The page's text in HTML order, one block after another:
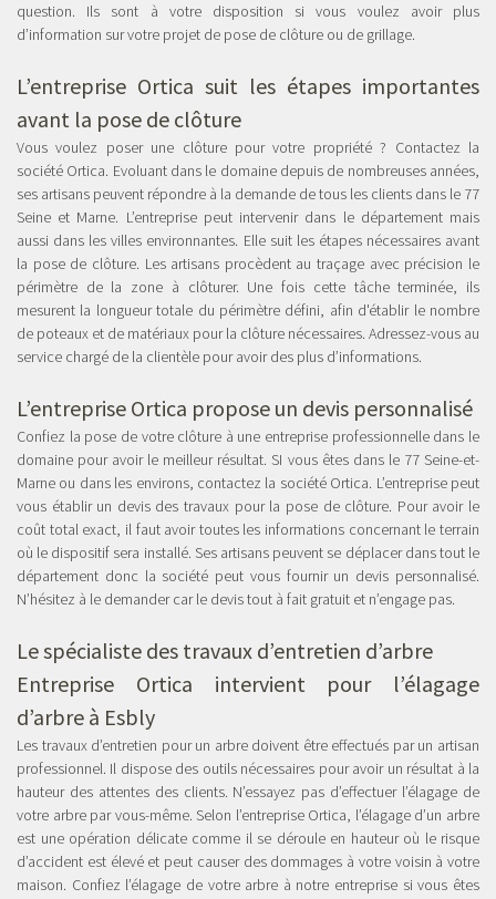
question. Ils sont à votre disposition si vous voulez avoir plus
d’information sur votre projet de pose de clôture ou de grillage.
L’entreprise Ortica suit les étapes importantes
avant la pose de clôture
Vous voulez poser une clôture pour votre propriété ? Contactez la
société Ortica. Evoluant dans le domaine depuis de nombreuses années,
ses artisans peuvent répondre à la demande de tous les clients dans le 77
Seine et Marne. L’entreprise peut intervenir dans le département mais
aussi dans les villes environnantes. Elle suit les étapes nécessaires avant
la pose de clôture. Les artisans procèdent au traçage avec précision le
périmètre de la zone à clôturer. Une fois cette tâche terminée, ils
mesurent la longueur totale du périmètre défini, afin d'établir le nombre
de poteaux et de matériaux pour la clôture nécessaires. Adressez-vous au
service chargé de la clientèle pour avoir des plus d’informations.
L’entreprise Ortica propose un devis personnalisé
Confiez la pose de votre clôture à une entreprise professionnelle dans le
domaine pour avoir le meilleur résultat. SI vous êtes dans le 77 Seine-et-
Marne ou dans les environs, contactez la société Ortica. L’entreprise peut
vous établir un devis des travaux pour la pose de clôture. Pour avoir le
coût total exact, il faut avoir toutes les informations concernant le terrain
où le dispositif sera installé. Ses artisans peuvent se déplacer dans tout le
département donc la société peut vous fournir un devis personnalisé.
N’hésitez à le demander car le devis tout à fait gratuit et n’engage pas.
Le spécialiste des travaux d’entretien d’arbre
Entreprise Ortica intervient pour l’élagage
d’arbre à Esbly
Les travaux d’entretien pour un arbre doivent être effectués par un artisan
professionnel. Il dispose des outils nécessaires pour avoir un résultat à la
hauteur des attentes des clients. N’essayez pas d’effectuer l’élagage de
votre arbre par vous-même. Selon l’entreprise Ortica, l’élagage d’un arbre
est une opération délicate comme il se déroule en hauteur où le risque
d’accident est élevé et peut causer des dommages à votre voisin à votre
maison. Confiez l’élagage de votre arbre à notre entreprise si vous êtes